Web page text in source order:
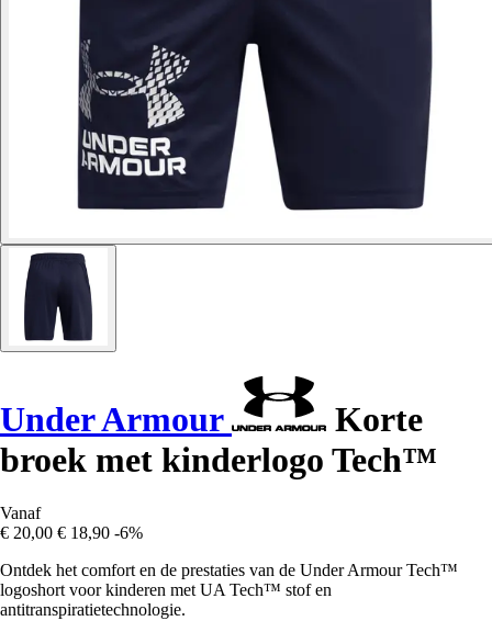
Under Armour
Korte
broek met kinderlogo Tech™
Vanaf
€ 20,00 € 18,90 -6%
Ontdek het comfort en de prestaties van de Under Armour Tech™
logoshort voor kinderen met UA Tech™ stof en
antitranspiratietechnologie.